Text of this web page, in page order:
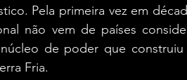
Pela primeira vez em
não vem de países
de poder que
Fria.